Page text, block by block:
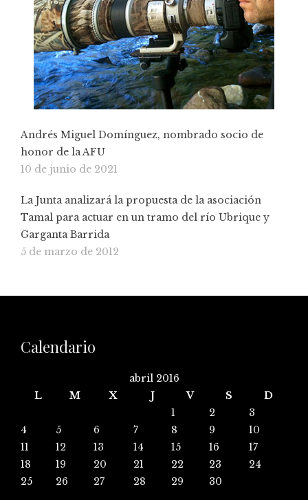
Andrés Miguel Domínguez, nombrado socio de
honor de la AFU
10 de junio de 2021
La Junta analizará la propuesta de la asociación
Tamal para actuar en un tramo del río Ubrique y
Garganta Barrida
5 de marzo de 2012
Calendario
abril 2016
L
M X J V S
D
1
2
3
4
5 6 7 8 9
10
11
12 13 14 15 16
17
18
19 20 21 22 23
24
25
26 27 28 29 30